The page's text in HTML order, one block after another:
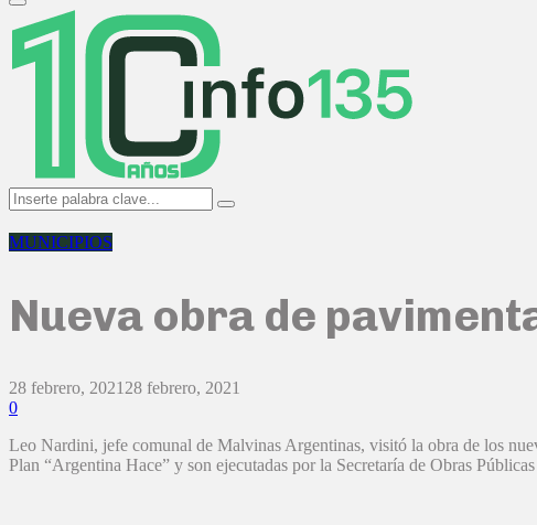
Primary
Menu
Search
for:
Search
MUNICIPIOS
Nueva obra de
28 febrero, 2021 28 febrero, 2021
0
Leo Nardini, jefe comunal de Malvinas Argentinas, visitó la obra de los
Plan “Argentina Hace” y son ejecutadas por la Secretaría de Obras